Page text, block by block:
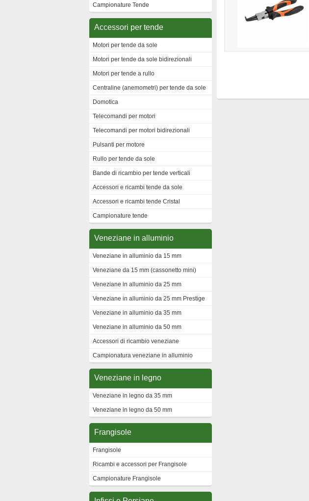
Campionature Tende
Accessori per tende
Motori per tende da sole
Motori per tende da sole bidirezionali
Motori per tende a rullo
Centraline (anemometri) per tende da sole
Domotica
Telecomandi per motori
Telecomandi per motori bidirezionali
Pulsanti per motore
Rullo per tende da sole
Bande di ricambio per tende verticali
Accessori e ricambi tende da sole
Accessori e ricambi tende Cristal
Campionature tende
Veneziane in alluminio
Veneziane in alluminio da 15 mm
Veneziane da 15 mm (cassonetto mini)
Veneziane in alluminio da 25 mm
Veneziane in alluminio da 25 mm Prestige
Veneziane in alluminio da 35 mm
Veneziane in alluminio da 50 mm
Accessori di ricambio veneziane
Campionatura veneziane in alluminio
Veneziane in legno
Veneziane in legno da 35 mm
Veneziane in legno da 50 mm
Frangisole
Frangisole
Ricambi e accessori per Frangisole
Campionature Frangisole